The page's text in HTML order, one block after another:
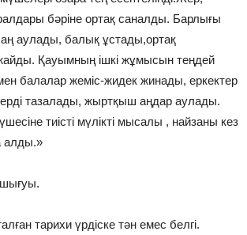
бәріне ортақ саналды. Барлығы
аң аулады, балық ұстады,ортақ
Қауымның ішкі жұмысын теңдей
балалар жеміс-жидек жинады, еркектер
тазалады, жыртқыш аңдар аулады.
тиісті мүлікті мысалы , найзаны кез
алды.»
тарихи үрдіске тән емес белгі.